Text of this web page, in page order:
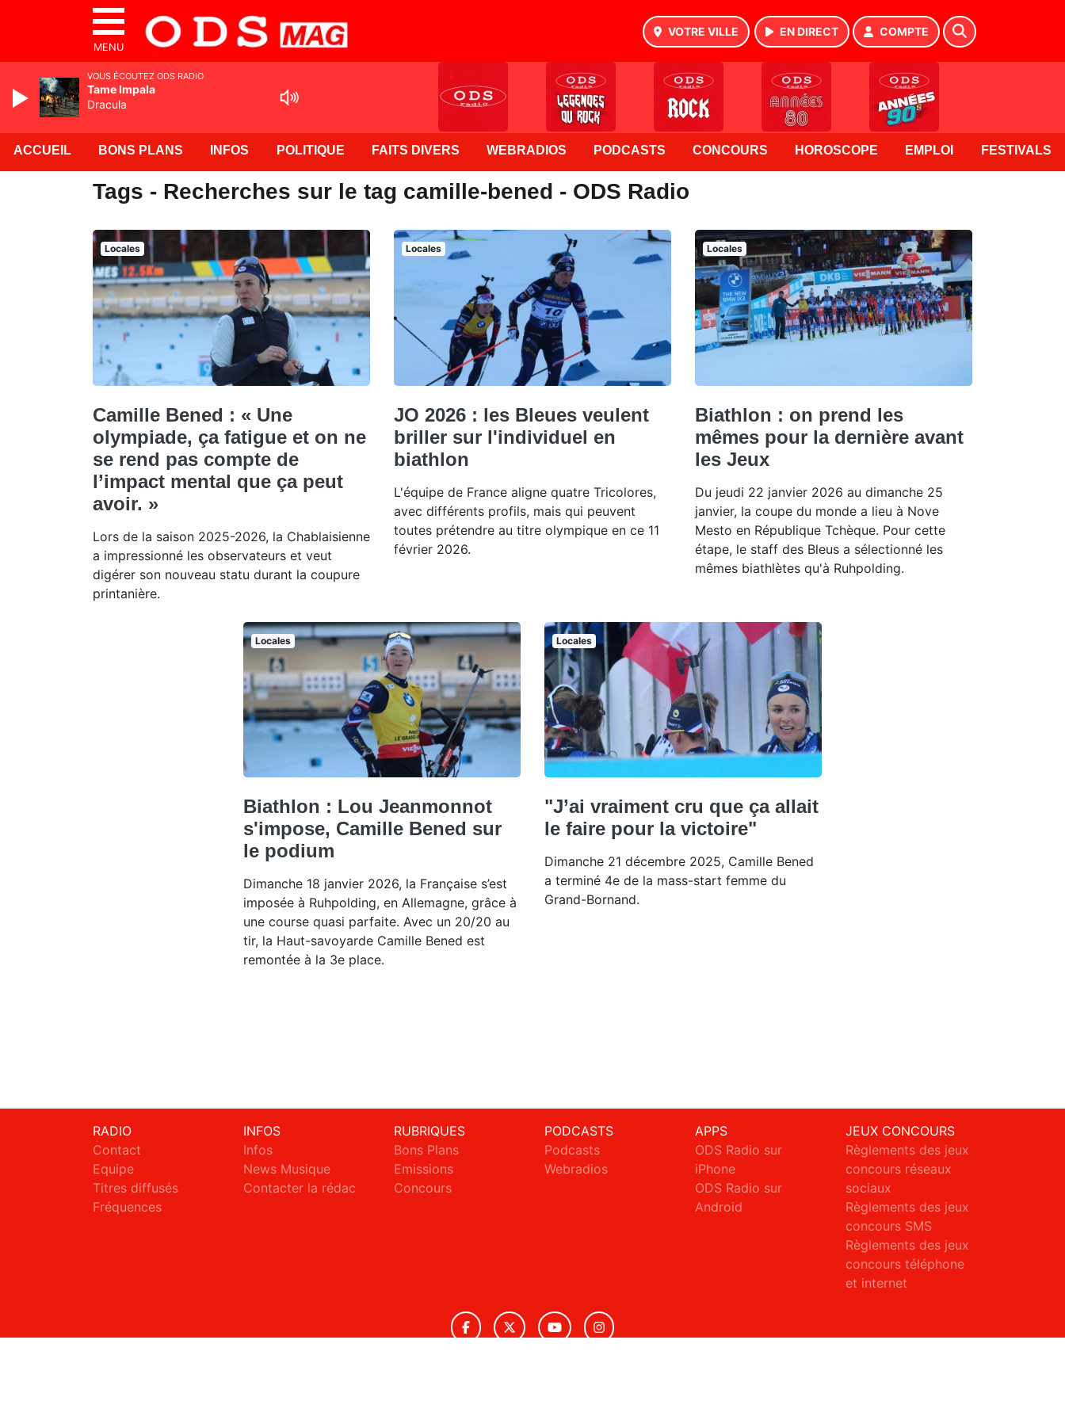
MENU
VOTRE VILLE EN DIRECT COMPTE
ACCUEIL BONS PLANS INFOS POLITIQUE FAITS DIVERS WEBRADIOS PODCASTS CONCOURS HOROSCOPE EMPLOI FESTIVALS
Tags - Recherches sur le tag camille-bened - ODS Radio
Locales
Camille Bened : « Une
olympiade, ça fatigue et on ne
se rend pas compte de
l’impact mental que ça peut
avoir. »
Lors de la saison 2025-2026, la Chablaisienne
a impressionné les observateurs et veut
digérer son nouveau statu durant la coupure
printanière.
Locales
JO 2026 : les Bleues veulent
briller sur l'individuel en
biathlon
L'équipe de France aligne quatre Tricolores,
avec différents profils, mais qui peuvent
toutes prétendre au titre olympique en ce 11
février 2026.
Locales
Biathlon : on prend les
mêmes pour la dernière avant
les Jeux
Du jeudi 22 janvier 2026 au dimanche 25
janvier, la coupe du monde a lieu à Nove
Mesto en République Tchèque. Pour cette
étape, le staff des Bleus a sélectionné les
mêmes biathlètes qu'à Ruhpolding.
Locales
Biathlon : Lou Jeanmonnot
s'impose, Camille Bened sur
le podium
Dimanche 18 janvier 2026, la Française s’est
imposée à Ruhpolding, en Allemagne, grâce à
une course quasi parfaite. Avec un 20/20 au
tir, la Haut-savoyarde Camille Bened est
remontée à la 3e place.
Locales
"J’ai vraiment cru que ça allait
le faire pour la victoire"
Dimanche 21 décembre 2025, Camille Bened
a terminé 4e de la mass-start femme du
Grand-Bornand.
RADIO
Contact
Equipe
Titres diffusés
Fréquences
INFOS
Infos
News Musique
Contacter la rédac
RUBRIQUES
Bons Plans
Emissions
Concours
PODCASTS
Podcasts
Webradios
APPS
ODS Radio sur
iPhone
ODS Radio sur
Android
JEUX CONCOURS
Règlements des jeux
concours réseaux
sociaux
Règlements des jeux
concours SMS
Règlements des jeux
concours téléphone
et internet
VOUS ÉCOUTEZ ODS RADIO
Tame Impala
Dracula